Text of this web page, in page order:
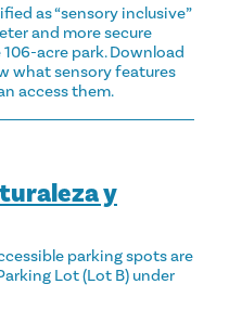
as “sensory inclusive”
and more secure
acre park. Download
what sensory features
access them.
y
parking spots are
Lot (Lot B) under